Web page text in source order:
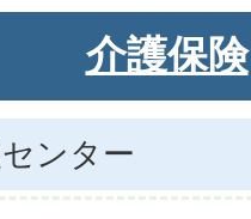
介護保険
ンター